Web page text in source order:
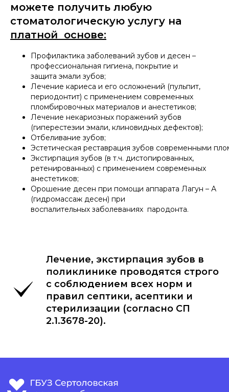
можете получить любую
стоматологическую услугу на
платной основе:
Профилактика заболеваний зубов и десен –
профессиональная гигиена, покрытие и
защита эмали зубов;
Лечение кариеса и его осложнений (пульпит,
периодонтит) с применением современных
пломбировочных материалов и анестетиков;
Лечение некариозных поражений зубов
(гиперестезии эмали, клиновидных дефектов);
Отбеливание зубов;
Эстетическая реставрация зубов современными
Экстирпация зубов (в т.ч. дистопированных,
ретенированных) с применением современных
анестетиков;
Орошение десен при помощи аппарата Лагун – А
(гидромассаж десен) при
воспалительных заболеваниях пародонта.
Лечение, экстирпация зубов в
поликлинике проводятся строго
с соблюдением всех норм и
правил септики, асептики и
стерилизации (согласно СП
2.1.3678-20).